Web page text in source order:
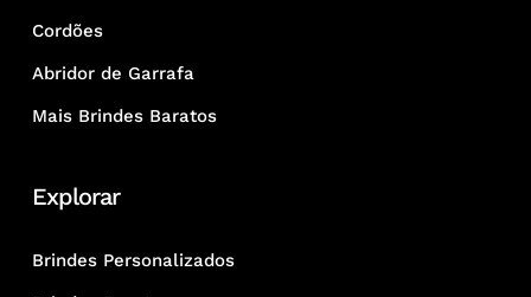
Cordões
Abridor de Garrafa
Mais Brindes Baratos
Explorar
Brindes Personalizados